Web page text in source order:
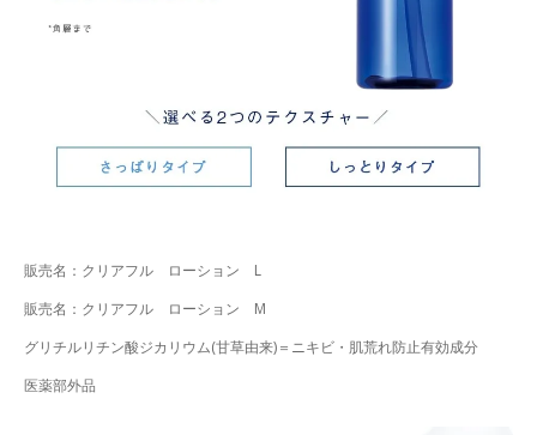
販売名：クリアフル ローション L
販売名：クリアフル ローション M
グリチルリチン酸ジカリウム(甘草由来)＝ニキビ・肌荒れ防止有効成分
医薬部外品